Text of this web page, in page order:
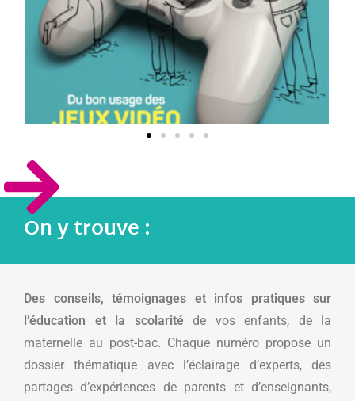
On y trouve :
Des conseils, témoignages et infos pratiques sur
l’éducation et la scolarité de vos enfants, de la
maternelle au post-bac. Chaque numéro propose un
dossier thématique avec l’éclairage d’experts, des
partages d’expériences de parents et d’enseignants,